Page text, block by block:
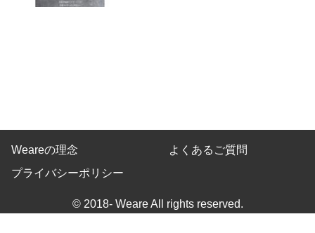
Weareの理念
よくあるご質問
プライバシーポリシー
© 2018- Weare All rights reserved.